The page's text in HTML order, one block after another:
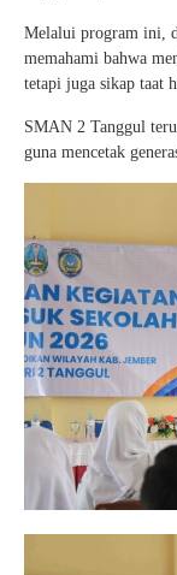
Melalui program ini,
memahami bahwa
tetapi juga sikap taat
SMAN 2 Tanggul
guna mencetak